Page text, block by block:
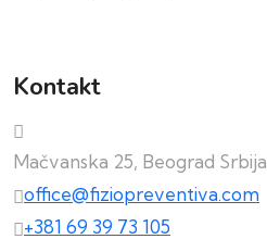
Kontakt
Mačvanska 25, Beograd Srbija
office@fiziopreventiva.com
+381 69 39 73 105